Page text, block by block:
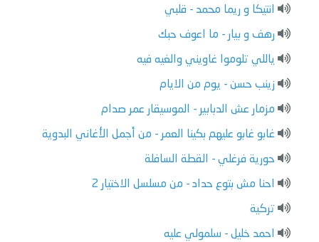
انتيكا و ريما محمد - قلبي
رهف و بيار - ما اعوف حبك
ياللي تلوموا غاويني والغيه فيه
زينب حسن - يوم من الايام
مزمار عش الدبابير - الموسيقار عمر صدام
غابو غابو عليهم بكينا العمر - من أجمل الأغاني البدوية
حورية فرغلي - القطة السافلة
احنا مش بتوع حداد - من مسلسل الاختيار 2
تركية
احمد خليل - سلمولي عليه